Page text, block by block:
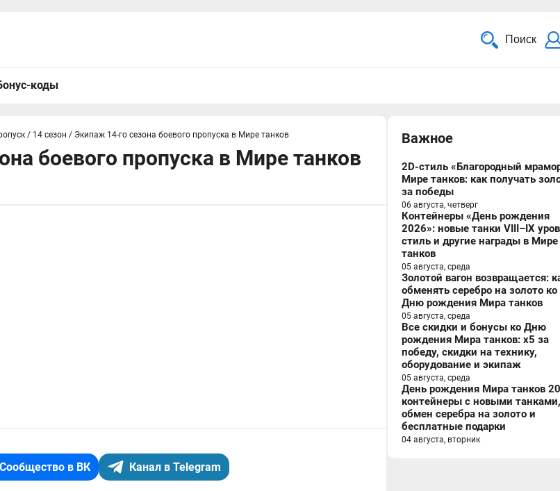
Поиск
коды
/ 14 сезон / Экипаж 14-го сезона боевого пропуска в Мире танков
боевого пропуска в Мире танков
Сообщество в ВК Канал в Telegram
Важное
2D-стиль «Благородный
Мире танков: как получать
за победы
06 августа, четверг
Контейнеры «День рождения
2026»: новые танки VIII–IX
стиль и другие награды в Мире
танков
05 августа, среда
Золотой вагон возвращается:
обменять серебро на золото ко
Дню рождения Мира танков
05 августа, среда
Все скидки и бонусы ко Дню
рождения Мира танков: x5 за
победу, скидки на технику,
оборудование и экипаж
05 августа, среда
День рождения Мира танков
контейнеры с новыми танками,
обмен серебра на золото и
бесплатные подарки
04 августа, вторник